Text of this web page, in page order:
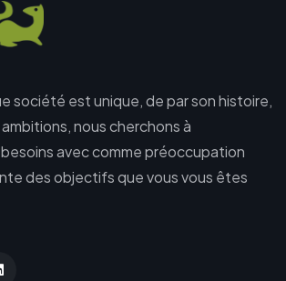
société est unique, de par son histoire,
nous cherchons à
avec comme préoccupation
des objectifs que vous vous êtes